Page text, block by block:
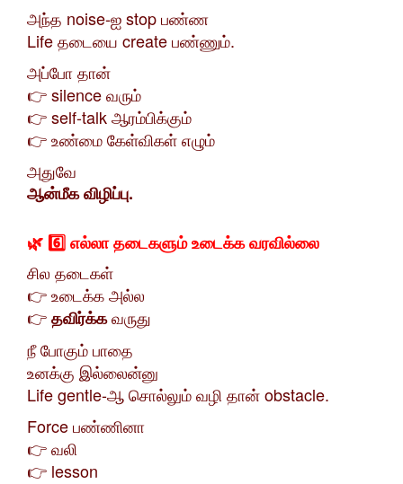
அந்த noise-ஐ stop பண்ண
Life தடையை create பண்ணும்.
அப்போ தான்
👉 silence வரும்
👉 self-talk ஆரம்பிக்கும்
👉 உண்மை கேள்விகள் எழும்
அதுவே
ஆன்மீக விழிப்பு.
🌿 6️⃣ எல்லா தடைகளும் உடைக்க வரவில்லை
சில தடைகள்
👉 உடைக்க அல்ல
👉தவிர்க்கவருது
நீ போகும் பாதை
உனக்கு இல்லைன்னு
Life gentle-ஆ சொல்லும் வழி தான் obstacle.
Force பண்ணினா
👉 வலி
👉 lesson